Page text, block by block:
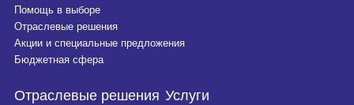
Помощь в выборе
Отраслевые решения
Акции и специальные предложения
Бюджетная сфера
Отраслевые решения Услуги